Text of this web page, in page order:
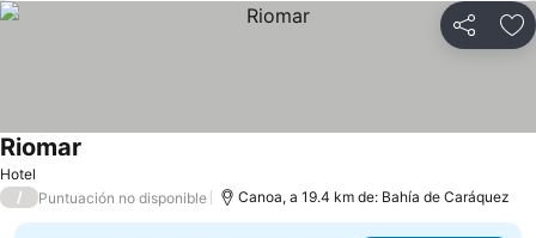
Compartir
Hotel
Riomar
/ Puntuación no disponible Canoa, a 19.4 km de: Bahía de Caráquez